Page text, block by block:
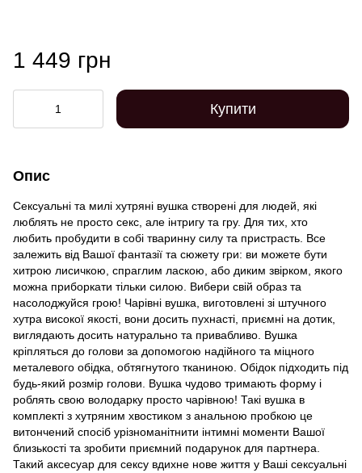
1 449 грн
Купити
Опис
Сексуальні та милі хутряні вушка створені для людей, які
люблять не просто секс, але інтригу та гру. Для тих, хто
любить пробудити в собі тваринну силу та пристрасть. Все
залежить від Вашої фантазії та сюжету гри: ви можете бути
хитрою лисичкою, спраглим ласкою, або диким звірком, якого
можна приборкати тільки силою. Вибери свій образ та
насолоджуйся грою! Чарівні вушка, виготовлені зі штучного
хутра високої якості, вони досить пухнасті, приємні на дотик,
виглядають досить натурально та привабливо. Вушка
кріпляться до голови за допомогою надійного та міцного
металевого обідка, обтягнутого тканиною. Обідок підходить під
будь-який розмір голови. Вушка чудово тримають форму і
роблять свою володарку просто чарівною! Такі вушка в
комплекті з хутряним хвостиком з анальною пробкою це
витончений спосіб урізноманітнити інтимні моменти Вашої
близькості та зробити приємний подарунок для партнера.
Такий аксесуар для сексу вдихне нове життя у Ваші сексуальні